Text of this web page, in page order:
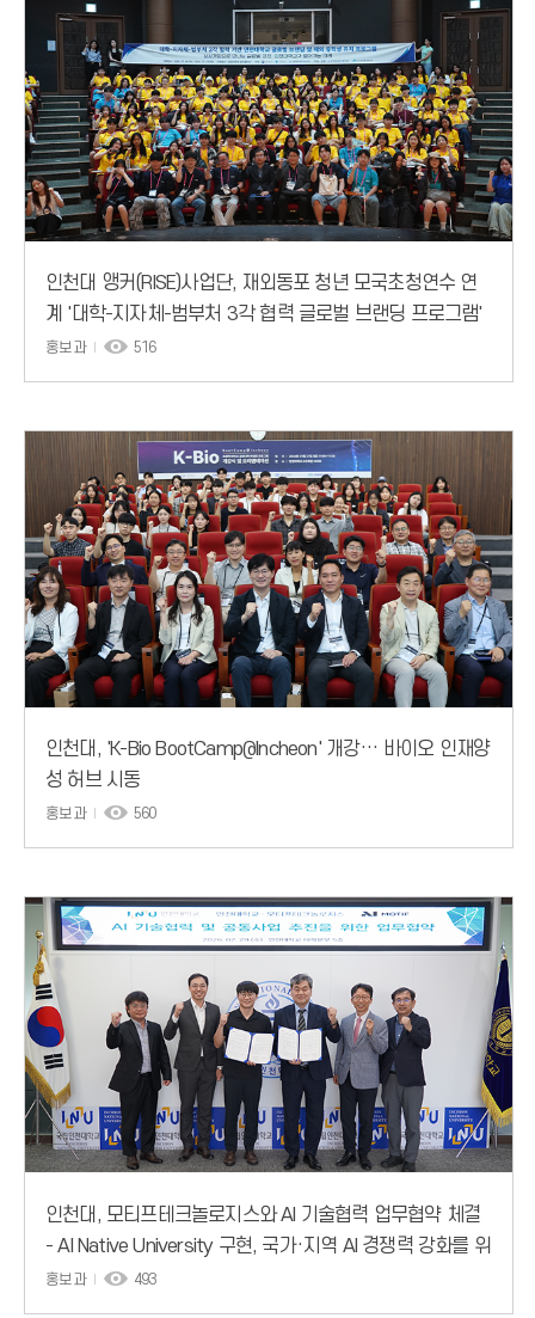
인천대 앵커(RISE)사업단, 재외동포 청년 모국초청연수 연
계 '대학-지자체-범부처 3각 협력 글로벌 브랜딩 프로그램'
성료
홍보과 516
인천대, 'K-Bio BootCamp@Incheon' 개강… 바이오 인재양
성 허브 시동
홍보과 560
인천대, 모티프테크놀로지스와 AI 기술협력 업무협약 체결
- AI Native University 구현, 국가·지역 AI 경쟁력 강화를 위
한 공동 협력 추진
홍보과 493